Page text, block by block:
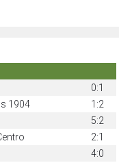
0:1
1904
1:2
5:2
2:1
4:0